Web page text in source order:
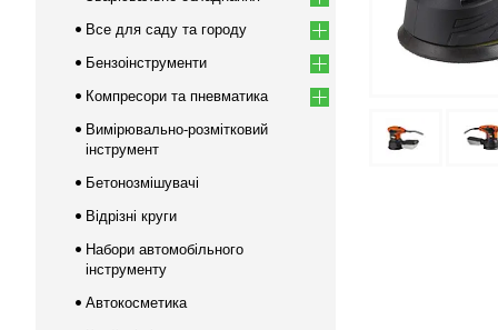
Все для саду та городу
Бензоінструменти
Компресори та пневматика
Вимірювально-розмітковий
інструмент
Бетонозмішувачі
Відрізні круги
Набори автомобільного
інструменту
Автокосметика